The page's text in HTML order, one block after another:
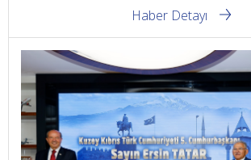
Haber Detayı